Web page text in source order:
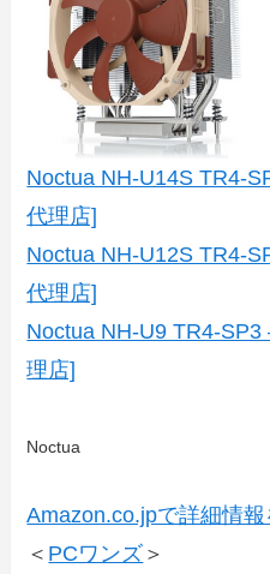
Noctua NH-U14S TR4-
代理店]
Noctua NH-U12S TR4-
代理店]
Noctua NH-U9 TR4-
理店]
Noctua
Amazon.co.jpで詳細情報
＜ PCワンズ ＞